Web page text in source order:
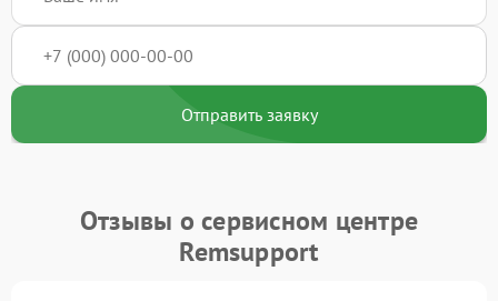
Отправить заявку
Отзывы о сервисном центре
Remsupport